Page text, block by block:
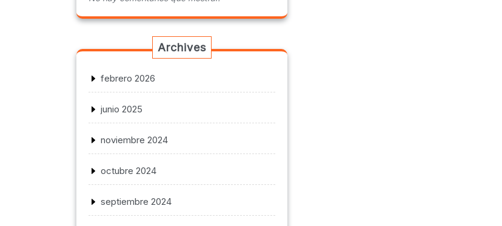
Archives
febrero 2026
junio 2025
noviembre 2024
octubre 2024
septiembre 2024